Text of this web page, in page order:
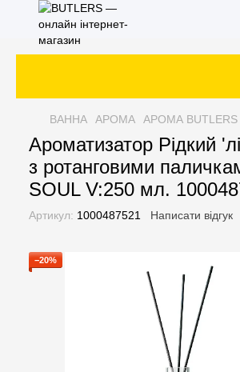
ВАННА АРОМА АРОМА BUTLERS
Ароматизатор Рідкий
з ротанговими
SOUL V:250 мл.
Артикул: 1000487521 Написати відгук
−20%